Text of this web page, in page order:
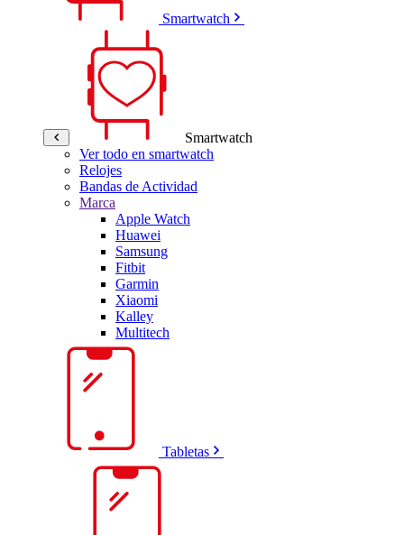
Smartwatch
Smartwatch
Ver todo en smartwatch
Relojes
Bandas de Actividad
Marca
Apple Watch
Huawei
Samsung
Fitbit
Garmin
Xiaomi
Kalley
Multitech
Tabletas